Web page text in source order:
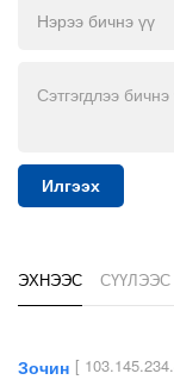
Илгээх
ЭХНЭЭС СҮҮЛЭЭС
Зочин [